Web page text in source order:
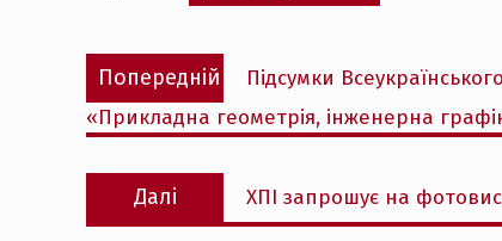
Навігація
записів
Попередній
Попередній
запис:
Підсумки
«Прикладна геометрія, інженерна
Далі
Наступний
ХПІ запрошує на